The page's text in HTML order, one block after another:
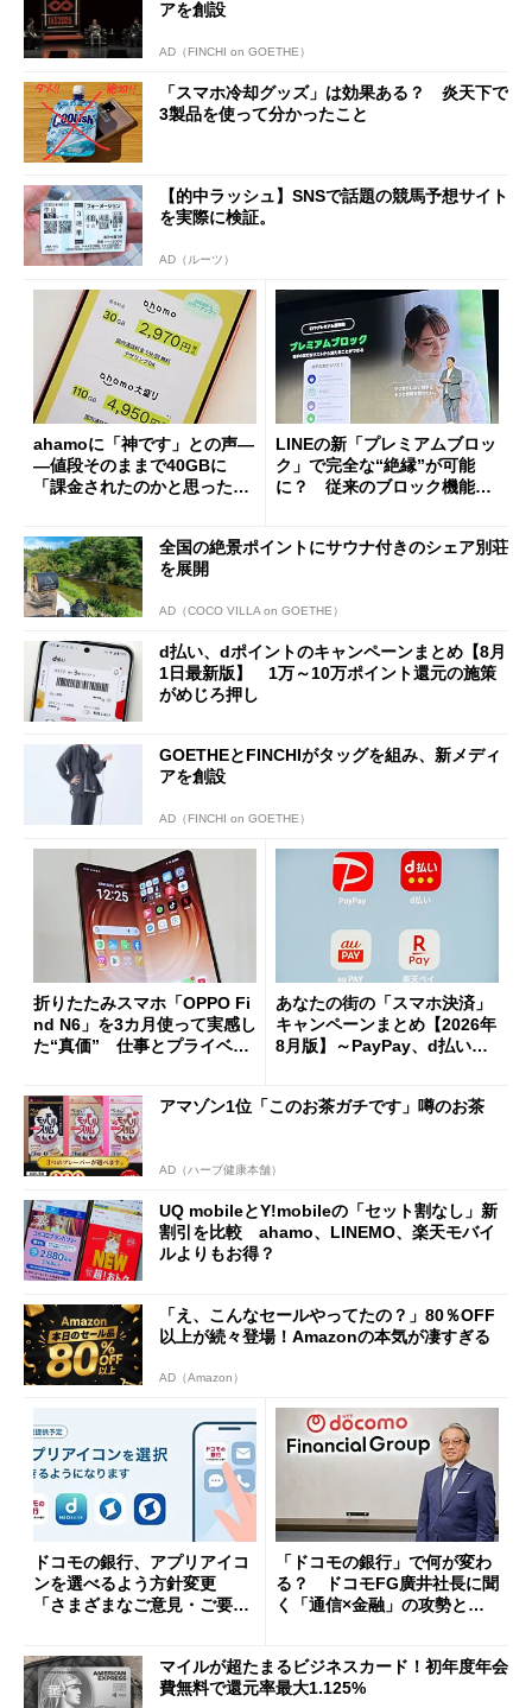
アを創設
AD（FINCHI on GOETHE）
「スマホ冷却グッズ」は効果ある？ 炎天下で
3製品を使って分かったこと
【的中ラッシュ】SNSで話題の競馬予想サイト
を実際に検証。
AD（ルーツ）
ahamoに「神です」との声―
―値段そのままで40GBに
「課金されたのかと思った」
LINEの新「プレミアムブロッ
ク」で完全な“絶縁”が可能
に？ 従来のブロック機能と
全国の絶景ポイントにサウナ付きのシェア別荘
を展開
AD（COCO VILLA on GOETHE）
d払い、dポイントのキャンペーンまとめ【8月
1日最新版】 1万～10万ポイント還元の施策
がめじろ押し
GOETHEとFINCHIがタッグを組み、新メディ
アを創設
AD（FINCHI on GOETHE）
折りたたみスマホ「OPPO Fi
nd N6」を3カ月使って実感し
た“真価” 仕事とプライベー
あなたの街の「スマホ決済」
キャンペーンまとめ【2026年
8月版】～PayPay、d払い、a
アマゾン1位「このお茶ガチです」噂のお茶
AD（ハーブ健康本舗）
UQ mobileとY!mobileの「セット割なし」新
割引を比較 ahamo、LINEMO、楽天モバイ
ルよりもお得？
「え、こんなセールやってたの？」80％OFF
以上が続々登場！Amazonの本気が凄すぎる
AD（Amazon）
ドコモの銀行、アプリアイコ
ンを選べるよう方針変更
「さまざまなご意見・ご要望
「ドコモの銀行」で何が変わ
る？ ドコモFG廣井社長に聞
く「通信×金融」の攻勢とグ
マイルが超たまるビジネスカード！初年度年会
費無料で還元率最大1.125%